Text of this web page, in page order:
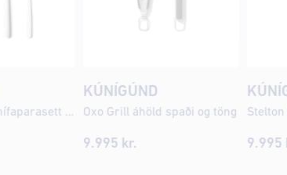
WMF Boston hnífaparasett 24 stk fyrir 6 manns
KÚNÍGÚND
Oxo Grill áhöld spaði og töng
9.995 kr. 9.995